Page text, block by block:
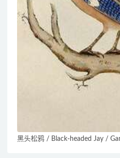
黑头松鸦 / Black-headed Jay /